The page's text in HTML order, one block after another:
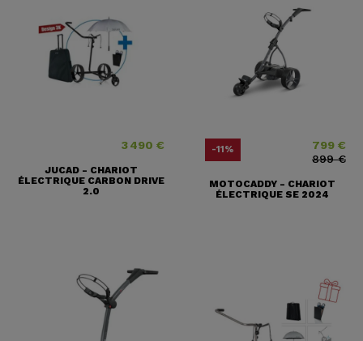
Prix
3 490 €
JUCAD - CHARIOT
ÉLECTRIQUE CARBON DRIVE
2.0
-11% 799 €
Prix ​​habituel
899 €
MOTOCADDY - CHARIOT
ÉLECTRIQUE SE 2024